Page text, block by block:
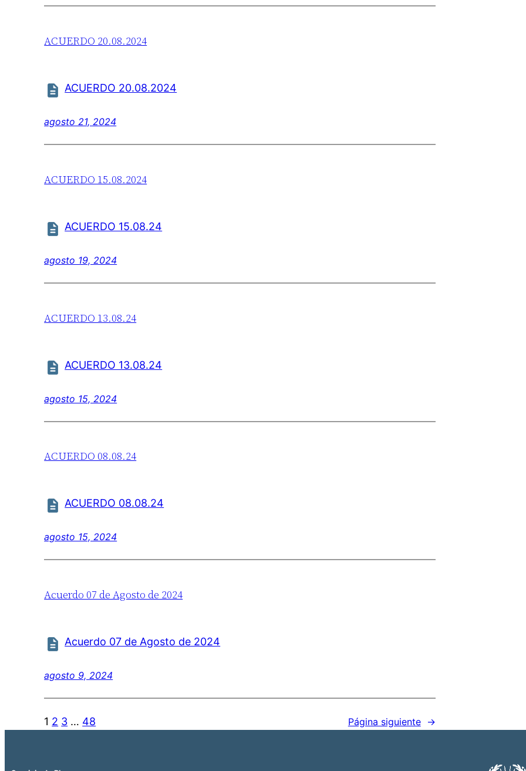
ACUERDO 20.08.2024
ACUERDO 20.08.2024
agosto 21, 2024
ACUERDO 15.08.2024
ACUERDO 15.08.24
agosto 19, 2024
ACUERDO 13.08.24
ACUERDO 13.08.24
agosto 15, 2024
ACUERDO 08.08.24
ACUERDO 08.08.24
agosto 15, 2024
Acuerdo 07 de Agosto de 2024
Acuerdo 07 de Agosto de 2024
agosto 9, 2024
1 2 3 … 48 Página siguiente →